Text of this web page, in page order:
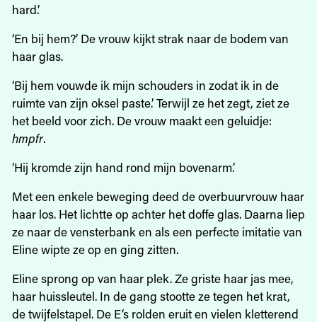
hard.’
‘En bij hem?’ De vrouw kijkt strak naar de bodem van
haar glas.
‘Bij hem vouwde ik mijn schouders in zodat ik in de
ruimte van zijn oksel paste.’ Terwijl ze het zegt, ziet ze
het beeld voor zich. De vrouw maakt een geluidje:
hmpfr.
‘Hij kromde zijn hand rond mijn bovenarm.’
Met een enkele beweging deed de overbuurvrouw haar
haar los. Het lichtte op achter het doffe glas. Daarna liep
ze naar de vensterbank en als een perfecte imitatie van
Eline wipte ze op en ging zitten.
Eline sprong op van haar plek. Ze griste haar jas mee,
haar huissleutel. In de gang stootte ze tegen het krat,
de twijfelstapel. De E’s rolden eruit en vielen kletterend